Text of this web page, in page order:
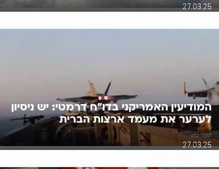
27.03.25
המודיעין האמריקני בדו"ח דרמטי: יש ניסיון
לערער את מעמד ארצות הברית
תומר כהן
27.03.25